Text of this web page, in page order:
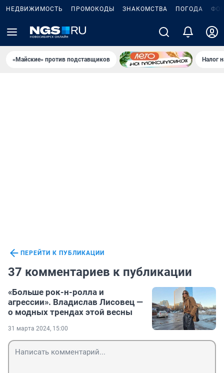
НЕДВИЖИМОСТЬ ПРОМОКОДЫ ЗНАКОМСТВА ПОГОДА
«Майские» против подставщиков Налог
ПЕРЕЙТИ К ПУБЛИКАЦИИ
37 комментариев к публикации
«Больше рок-н-ролла и
агрессии». Владислав Лисовец —
о модных трендах этой весны
31 марта 2024, 15:00